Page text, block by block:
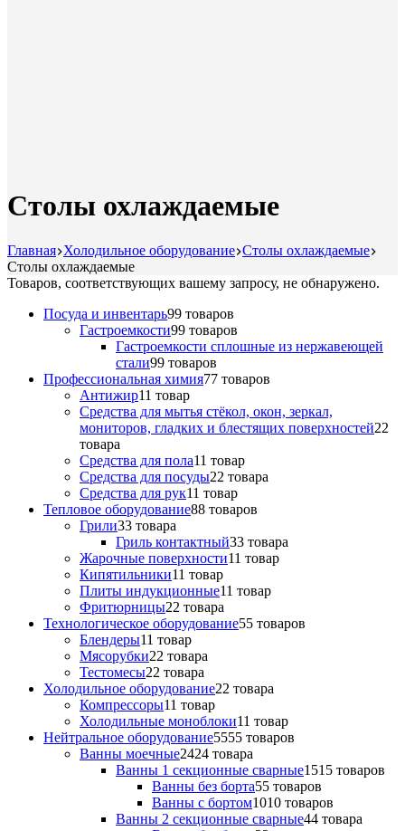
Столы охлаждаемые
Главная Холодильное оборудование Столы охлаждаемые
Столы охлаждаемые
Товаров, соответствующих вашему запросу, не обнаружено.
Посуда и инвентарь99 товаров
Гастроемкости99 товаров
Гастроемкости сплошные из нержавеющей
стали99 товаров
Профессиональная химия77 товаров
Антижир11 товар
Средства для мытья стёкол, окон, зеркал,
мониторов, гладких и блестящих поверхностей22
товара
Средства для пола11 товар
Средства для посуды22 товара
Средства для рук11 товар
Тепловое оборудование88 товаров
Грили33 товара
Гриль контактный33 товара
Жарочные поверхности11 товар
Кипятильники11 товар
Плиты индукционные11 товар
Фритюрницы22 товара
Технологическое оборудование55 товаров
Блендеры11 товар
Мясорубки22 товара
Тестомесы22 товара
Холодильное оборудование22 товара
Компрессоры11 товар
Холодильные моноблоки11 товар
Нейтральное оборудование5555 товаров
Ванны моечные2424 товара
Ванны 1 секционные сварные1515 товаров
Ванны без борта55 товаров
Ванны с бортом1010 товаров
Ванны 2 секционные сварные44 товара